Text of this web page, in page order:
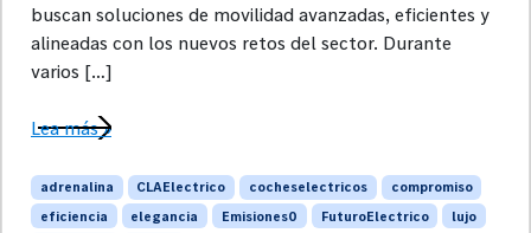
buscan soluciones de movilidad avanzadas, eficientes y
alineadas con los nuevos retos del sector. Durante
varios […]
Lea más »
adrenalina CLAElectrico cocheselectricos
compromiso
eficiencia
elegancia Emisiones0 FuturoElectrico
lujo